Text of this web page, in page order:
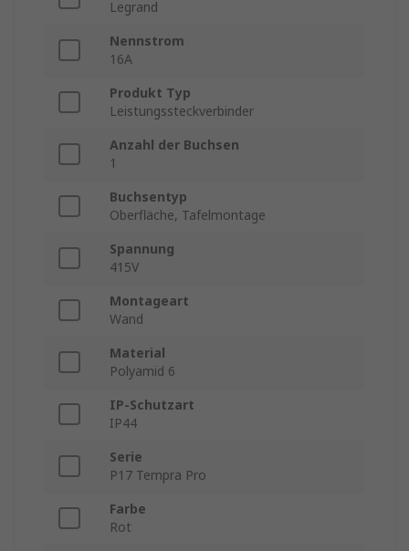
Legrand
Nennstrom
16A
Produkt Typ
Leistungssteckverbinder
Anzahl der Buchsen
1
Buchsentyp
Oberfläche, Tafelmontage
Spannung
415V
Montageart
Wand
Material
Polyamid 6
IP-Schutzart
IP44
Serie
P17 Tempra Pro
Farbe
Rot